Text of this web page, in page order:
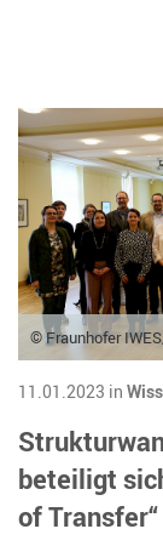
© Fraunhofer
11.01.2023 in
beteiligt
of Transfer“